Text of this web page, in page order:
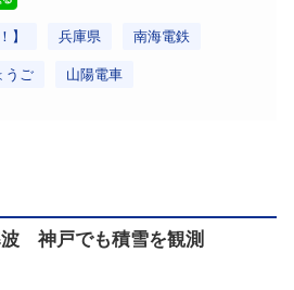
】 兵庫県 南海電鉄
うご 山陽電車
神戸でも積雪を観測